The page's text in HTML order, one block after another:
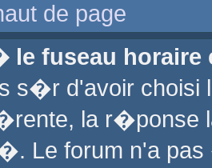
de page
le fuseau horaire
s�r d'avoir choisi
la r�ponse
Le forum n'a